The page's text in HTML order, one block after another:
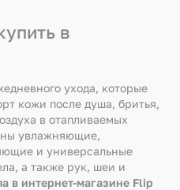
в
ухода, которые
кожи после душа, бритья,
в отапливаемых
увлажняющие,
и универсальные
а также рук, шеи и
в интернет-магазине Flip